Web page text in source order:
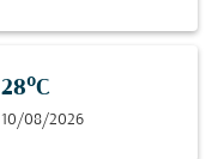
28°C
10/08/2026